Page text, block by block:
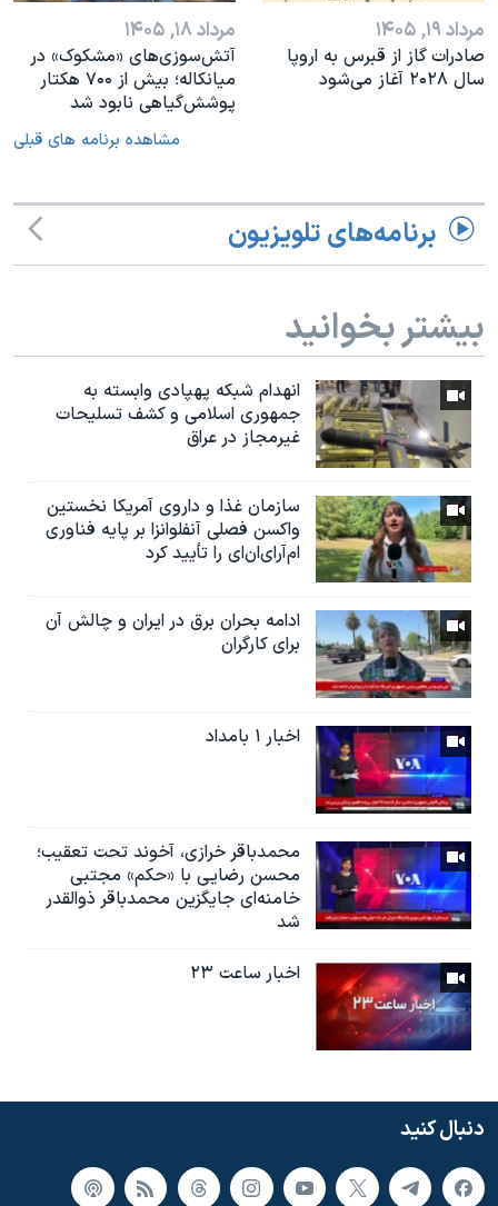
مرداد ۱۹, ۱۴۰۵
صادرات گاز از قبرس به اروپا
سال ۲۰۲۸ آغاز می‌شود
مرداد ۱۸, ۱۴۰۵
آتش‌سوزی‌های «مشکوک» در
میانکاله؛ بیش از ۷۰۰ هکتار
پوشش‌گیاهی نابود شد
مشاهده برنامه های قبلی
برنامه‌های تلویزیون
بیشتر بخوانید
انهدام شبکه پهپادی وابسته به
جمهوری اسلامی و کشف تسلیحات
غیرمجاز در عراق
سازمان غذا و داروی آمریکا نخستین
واکسن فصلی آنفلوانزا بر پایه فناوری
ام‌آر‌ای‌ان‌ای را تأیید کرد
ادامه بحران برق در ایران و چالش آن
برای کارگران
اخبار ۱ بامداد
محمدباقر خرازی، آخوند تحت تعقیب؛
محسن رضایی با «حکم» مجتبی
خامنه‌ای جایگزین محمدباقر ذوالقدر
شد
اخبار ساعت ۲۳
دنبال کنید